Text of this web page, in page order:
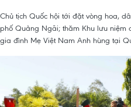
Chủ tịch Quốc hội tới đặt vòng hoa,
phố Quảng Ngãi; thăm Khu lưu niệm
gia đình Mẹ Việt Nam Anh hùng tại